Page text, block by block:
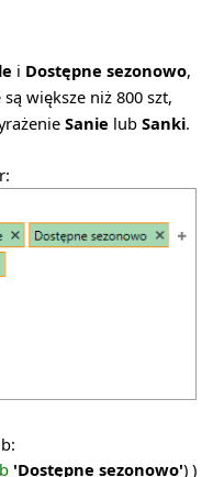
i Dostępne sezonowo,
większe niż 800 szt,
Sanie lub Sanki.
'Dostępne sezonowo') )